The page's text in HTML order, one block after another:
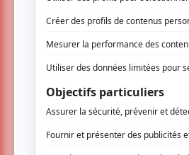
En réservant
Privilège pour
vos billets à
C’est une